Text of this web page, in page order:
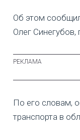
Об этом
Олег Синегубов,
По его словам,
транспорта в